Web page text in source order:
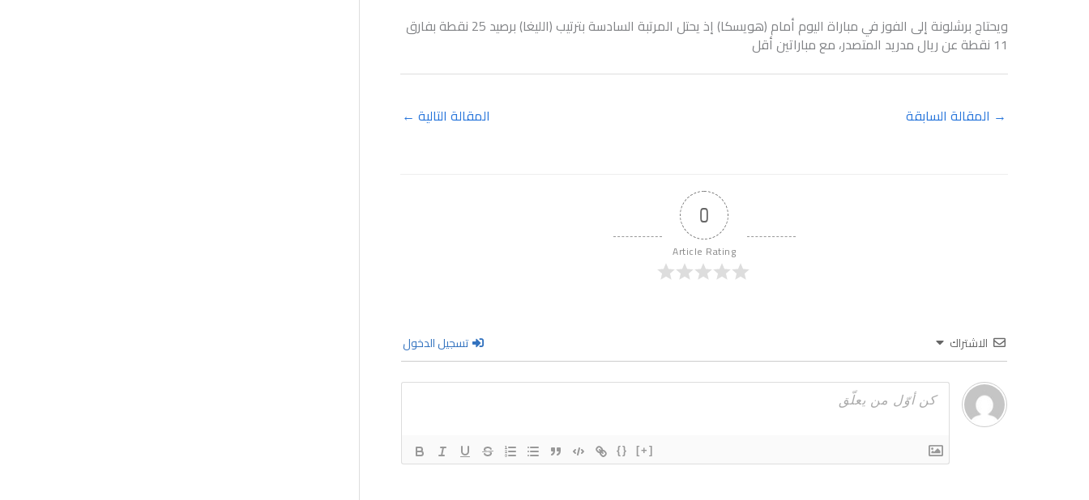
ويحتاج برشلونة إلى الفوز في مباراة اليوم أمام (هويسكا) إذ يحتل المرتبة السادسة بترتيب (الليغا) برصيد 25 نقطة بفارق
11 نقطة عن ريال مدريد المتصدر، مع مباراتين أقل
→ المقالة السابقة المقالة التالية ←
0
Article Rating
الاشتراك تسجيل الدخول
{} [+]